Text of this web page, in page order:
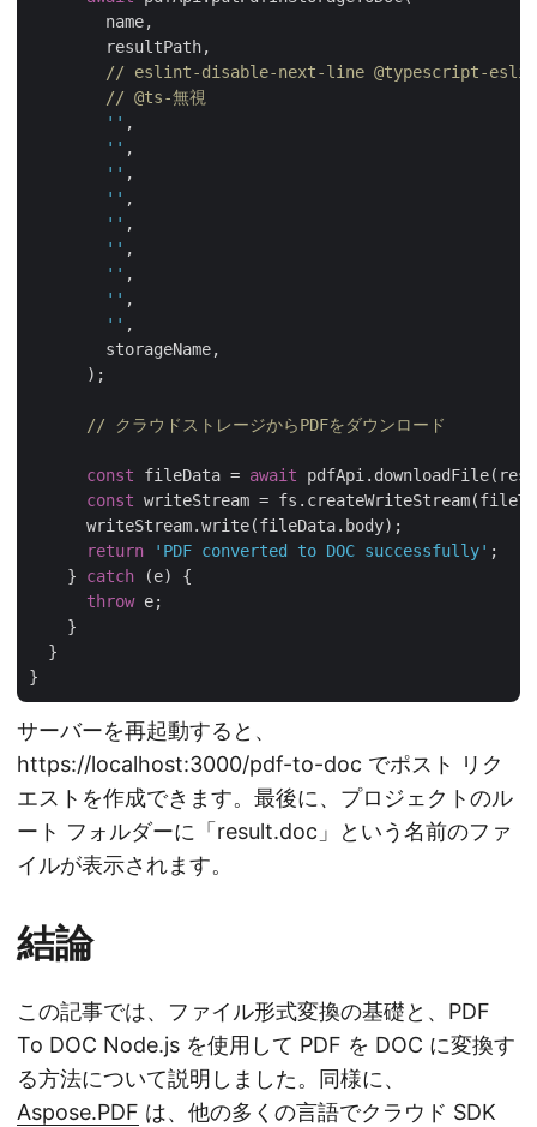
        name,
        resultPath,
// eslint-disable-next-line @typescript-
// @ts-無視
'' ,
'' ,
'' ,
'' ,
'' ,
'' ,
'' ,
'' ,
'' ,
        storageName,
      );
// クラウドストレージからPDFをダウンロード
const fileData = await
const writeStream =
      writeStream.write(fileData.body);
return
'PDF converted to DOC successfully' ;
    }
catch (e) {
throw e;
    }
  }
サーバーを再起動すると、
https://localhost:3000/pdf-to-doc でポスト リク
エストを作成できます。最後に、プロジェクトのル
ート フォルダーに「result.doc」という名前のファ
イルが表示されます。
結論
この記事では、ファイル形式変換の基礎と、PDF
To DOC Node.js を使用して PDF を DOC に変換す
る方法について説明しました。同様に、
Aspose.PDF は、他の多くの言語でクラウド SDK